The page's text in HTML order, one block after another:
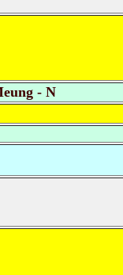
- N